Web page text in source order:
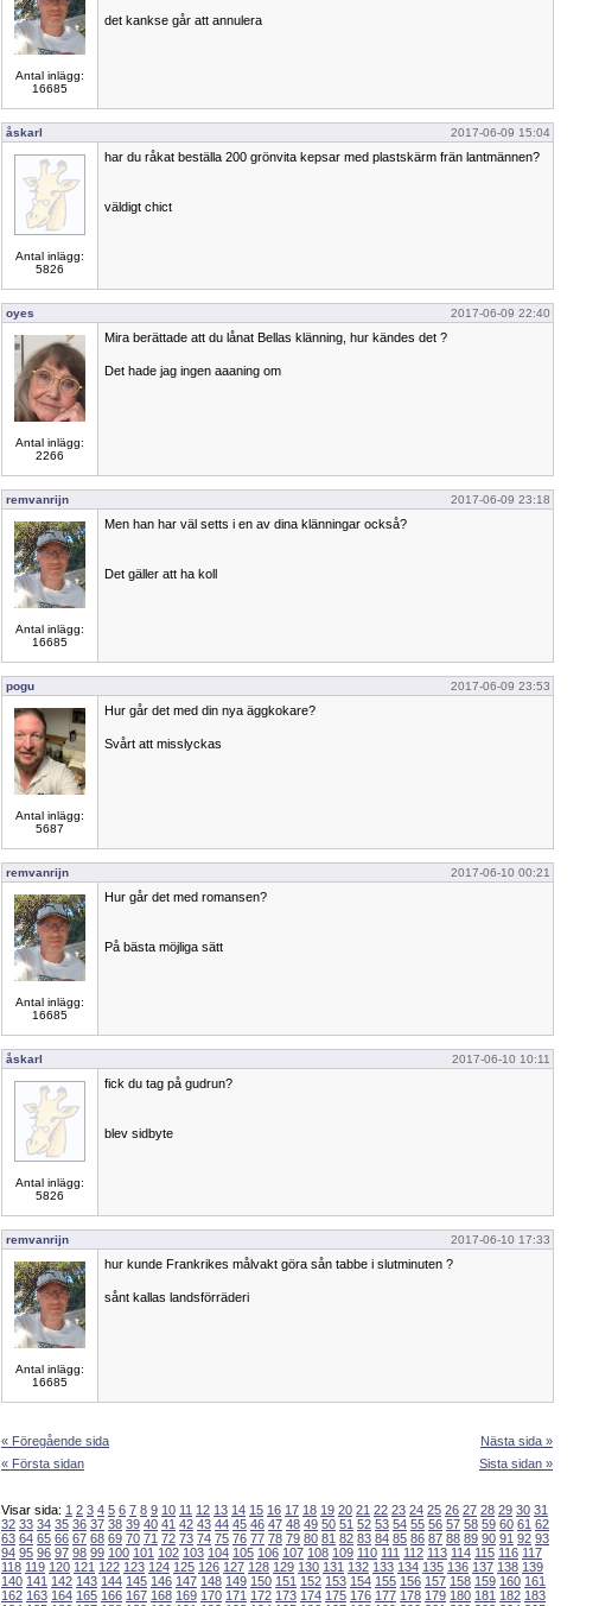
Antal inlägg:
16685
det kankse går att annulera
åskarl 2017-06-09 15:04
Antal inlägg:
5826
har du råkat beställa 200 grönvita kepsar med plastskärm frän lantmännen?
väldigt chict
oyes 2017-06-09 22:40
Antal inlägg:
2266
Mira berättade att du lånat Bellas klänning, hur kändes det ?
Det hade jag ingen aaaning om
remvanrijn 2017-06-09 23:18
Antal inlägg:
16685
Men han har väl setts i en av dina klänningar också?
Det gäller att ha koll
pogu 2017-06-09 23:53
Antal inlägg:
5687
Hur går det med din nya äggkokare?
Svårt att misslyckas
remvanrijn 2017-06-10 00:21
Antal inlägg:
16685
Hur går det med romansen?
På bästa möjliga sätt
åskarl 2017-06-10 10:11
Antal inlägg:
5826
fick du tag på gudrun?
blev sidbyte
remvanrijn 2017-06-10 17:33
Antal inlägg:
16685
hur kunde Frankrikes målvakt göra sån tabbe i slutminuten ?
sånt kallas landsförräderi
« Föregående sida
« Första sidan
Nästa sida »
Sista sidan »
Visar sida: 1 2 3 4 5 6 7 8 9 10 11 12 13 14 15 16 17 18 19 20 21 22 23 24 25 26 27 28 29 30 31
32 33 34 35 36 37 38 39 40 41 42 43 44 45 46 47 48 49 50 51 52 53 54 55 56 57 58 59 60 61 62
63 64 65 66 67 68 69 70 71 72 73 74 75 76 77 78 79 80 81 82 83 84 85 86 87 88 89 90 91 92 93
94 95 96 97 98 99 100 101 102 103 104 105 106 107 108 109 110 111 112 113 114 115 116 117
118 119 120 121 122 123 124 125 126 127 128 129 130 131 132 133 134 135 136 137 138 139
140 141 142 143 144 145 146 147 148 149 150 151 152 153 154 155 156 157 158 159 160 161
162 163 164 165 166 167 168 169 170 171 172 173 174 175 176 177 178 179 180 181 182 183